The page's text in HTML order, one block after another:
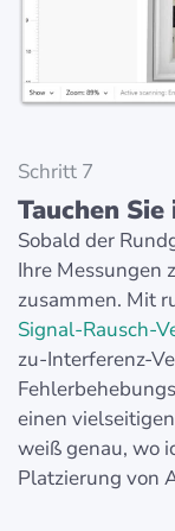
Schritt 7
Tauchen
Sobald der
Ihre Messungen
zusammen. Mit
Signal-Rausch-
zu-Interferenz-
einen
weiß genau, wo
Platzierung von